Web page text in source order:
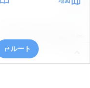
ルート